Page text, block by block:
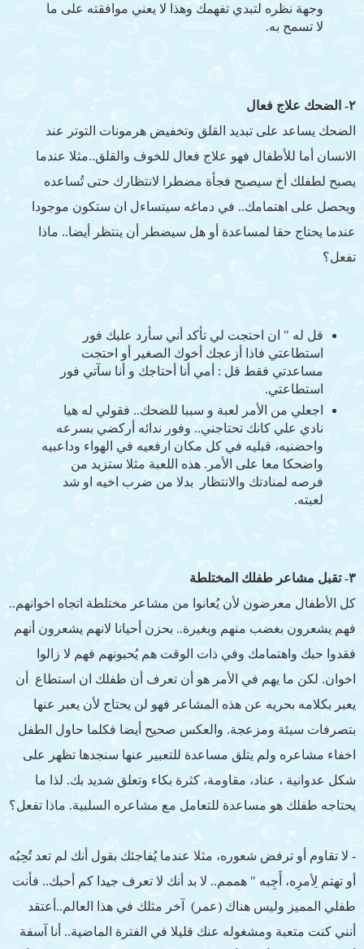
وجهة نظره لتبدي تفهمك وهذا لا يعني موافقته على ما
لا تسمح به.
٢- الضحك علاج فعال
الضحك يساعد على تبديد القلق وتخفيض هرمونات التوتر عند
الانسان أما للأطفال فهو علاج فعال للخوف والقلق..مثلا عندما
يصبح لطفلك أخ سيصبح فجأة مضطرا لانتظارك حتى تُساعده
ويحصل على اهتمامك.. في دماغه سيتساءل ان ستكون موجودا
عندما يحتاج حقا لمساعدة أو هل سيضطر أن ينتظر أيضا.. ماذا
تفعل؟
قل له " ان احتجت لي تأكد أني سأرد عليك فور
استطاعتي فاذا أزعجك أخوك الصغير أو احتجت
مساعدتي فقط قل : أمي أنا أحتاجك و أنا سآتي فور
استطاعتي.
اجعلي من الأمر لعبة و سببا للضحك.. فقولي له هيا
نادي علي كانك تحتاجني.. وفور ندائه أركضي بسرعه
واحضنيه، قبليه في كل مكان ارفعيه في الهواء وداعبيه
واضحكا معا على الأمر. هذه اللعبة مثلا ستزيد من
فرصه لمنادتك والانتظار بدلا من ضرب اخيه او شد
لعبته.
٣- تقبل مشاعر طفلك المختلطة
كل الأطفال معرضون لأن يُعانوا من مشاعر مختلطة اتجاه اخوانهم..
فهم يشعرون بغضب منهم وبغيرة.. بحزن أحيانا لانهم يشعرون أنهم
فقدوا حبك واهتمامك وفي ذات الوقت هم يُحبونهم فهم لا زالوا
اخوان. لكن ما يهم في الأمر هو أن تعرف أن طفلك ان استطاع أن
يعبر بكلامه بحريه عن هذه المشاعر فهو لن يحتاج لأن يعبر عنها
بتصرفات سيئة ومزعجة. والعكس صحيح أيضا فكلما حاول الطفل
اخفاء مشاعره ولم يتلق مساعدة للتعبير عنها سنجدها تظهر على
شكل عدوانية ، عناد، مقاومة، كثرة بكاء وتعلق شديد بك. لذا ما
يحتاجه طفلك هو مساعدة للتعامل مع مشاعره السلبية. ماذا تفعل؟
- لا تقاوم أو ترفض شعوره، مثلا عندما يُفاجئك بقول أنك لم تعد تُحِبُه
أو تهتم لِأمرِه، أَجِبه " هممم.. لا بد أنك لا تعرف جيدا كم أحبك.. فأنت
طفلي المميز وليس هناك (عمر) آخر مثلك في هذا العالم..أعتقد
أنني كنت متعبة ومشغوله عنك قليلا في الفترة الماضية.. أنا آسفة